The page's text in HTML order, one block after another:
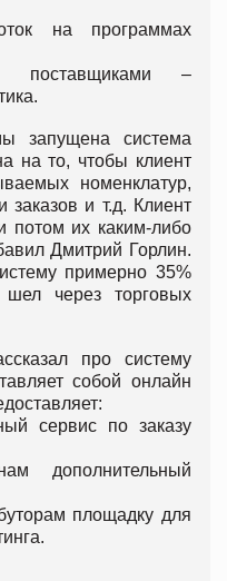
на программах
поставщиками –
запущена система
на то, чтобы клиент
номенклатур,
заказов и т.д. Клиент
потом их каким-либо
Дмитрий Горлин.
примерно 35%
через торговых
про систему
собой онлайн
сервис по заказу
дополнительный
площадку для